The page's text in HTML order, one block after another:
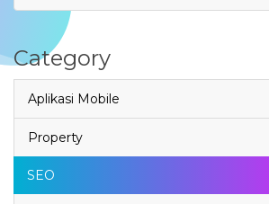
Category
Aplikasi Mobile
Property
SEO